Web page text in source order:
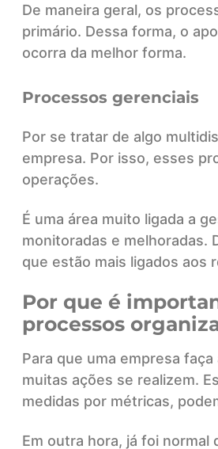
De maneira geral, os
primário. Dessa forma, o
ocorra da melhor forma.
Processos gerenciais
Por se tratar de algo
empresa. Por isso, esses
operações.
É uma área muito ligada a
monitoradas e melhoradas.
que estão mais ligados aos
Por que é
processos
Para que uma empresa
muitas ações se realizem.
medidas por métricas,
Em outra hora, já foi